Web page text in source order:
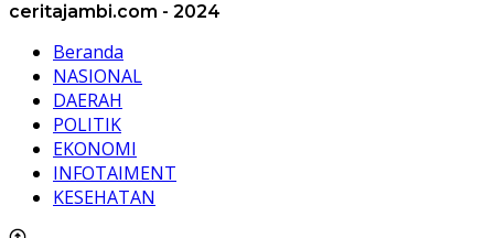
ceritajambi.com - 2024
Beranda
NASIONAL
DAERAH
POLITIK
EKONOMI
INFOTAIMENT
KESEHATAN